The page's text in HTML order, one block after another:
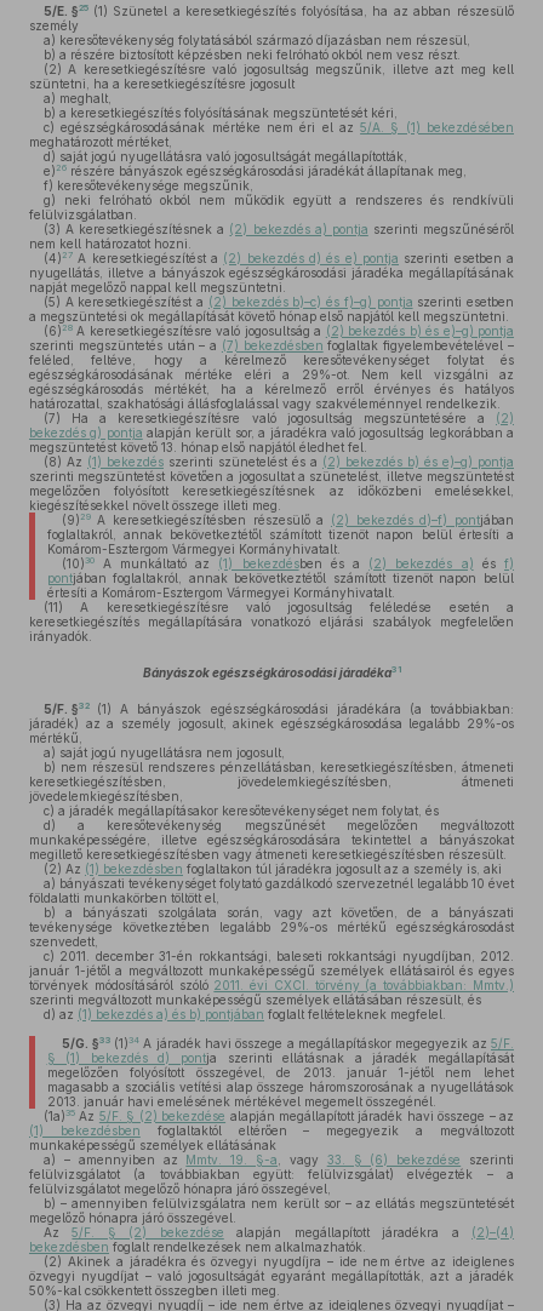
5/E. §25 (1) Szünetel a keresetkiegészítés folyósítása, ha az abban részesülő
személy
a) keresőtevékenység folytatásából származó díjazásban nem részesül,
b) a részére biztosított képzésben neki felróható okból nem vesz részt.
(2) A keresetkiegészítésre való jogosultság megszűnik, illetve azt meg kell
szüntetni, ha a keresetkiegészítésre jogosult
a) meghalt,
b) a keresetkiegészítés folyósításának megszüntetését kéri,
c) egészségkárosodásának mértéke nem éri el az5/A. § (1) bekezdésében
meghatározott mértéket,
d) saját jogú nyugellátásra való jogosultságát megállapították,
e) 26 részére bányászok egészségkárosodási járadékát állapítanak meg,
f) keresőtevékenysége megszűnik,
g) neki felróható okból nem működik együtt a rendszeres és rendkívüli
felülvizsgálatban.
(3) A keresetkiegészítésnek a (2) bekezdés a) pontja szerinti megszűnéséről
nem kell határozatot hozni.
(4) 27 A keresetkiegészítést a (2) bekezdés d) és e) pontja szerinti esetben a
nyugellátás, illetve a bányászok egészségkárosodási járadéka megállapításának
napját megelőző nappal kell megszüntetni.
(5) A keresetkiegészítést a (2) bekezdés b)–c) és f)–g) pontja szerinti esetben
a megszüntetési ok megállapítását követő hónap első napjától kell megszüntetni.
(6) 28 A keresetkiegészítésre való jogosultság a (2) bekezdés b) és e)–g) pontja
szerinti megszüntetés után – a (7) bekezdésben foglaltak figyelembevételével –
feléled, feltéve, hogy a kérelmező keresőtevékenységet folytat és
egészségkárosodásának mértéke eléri a 29%-ot. Nem kell vizsgálni az
egészségkárosodás mértékét, ha a kérelmező erről érvényes és hatályos
határozattal, szakhatósági állásfoglalással vagy szakvéleménnyel rendelkezik.
(7) Ha a keresetkiegészítésre való jogosultság megszüntetésére a (2)
bekezdés g) pontja alapján került sor, a járadékra való jogosultság legkorábban a
megszüntetést követő 13. hónap első napjától éledhet fel.
(8) Az (1) bekezdés szerinti szünetelést és a (2) bekezdés b) és e)–g) pontja
szerinti megszüntetést követően a jogosultat a szünetelést, illetve megszüntetést
megelőzően folyósított keresetkiegészítésnek az időközbeni emelésekkel,
kiegészítésekkel növelt összege illeti meg.
(9) 29A keresetkiegészítésben részesülő a (2) bekezdés d)–f) pontjában
foglaltakról, annak bekövetkeztétől számított tizenöt napon belül értesíti a
Komárom-Esztergom Vármegyei Kormányhivatalt.
(10) 30A munkáltató az (1) bekezdésben és a (2) bekezdés a) ésf)
pontjában foglaltakról, annak bekövetkeztétől számított tizenöt napon belül
értesíti a Komárom-Esztergom Vármegyei Kormányhivatalt.
(11) A keresetkiegészítésre való jogosultság feléledése esetén a
keresetkiegészítés megállapítására vonatkozó eljárási szabályok megfelelően
irányadók.
Bányászok egészségkárosodási járadéka31
5/F. §32 (1) A bányászok egészségkárosodási járadékára (a továbbiakban:
járadék) az a személy jogosult, akinek egészségkárosodása legalább 29%-os
mértékű,
a) saját jogú nyugellátásra nem jogosult,
b) nem részesül rendszeres pénzellátásban, keresetkiegészítésben, átmeneti
keresetkiegészítésben, jövedelemkiegészítésben, átmeneti
jövedelemkiegészítésben,
c) a járadék megállapításakor keresőtevékenységet nem folytat, és
d) a keresőtevékenység megszűnését megelőzően megváltozott
munkaképességére, illetve egészségkárosodására tekintettel a bányászokat
megillető keresetkiegészítésben vagy átmeneti keresetkiegészítésben részesült.
(2) Az (1) bekezdésben foglaltakon túl járadékra jogosult az a személy is, aki
a) bányászati tevékenységet folytató gazdálkodó szervezetnél legalább 10 évet
földalatti munkakörben töltött el,
b) a bányászati szolgálata során, vagy azt követően, de a bányászati
tevékenysége következtében legalább 29%-os mértékű egészségkárosodást
szenvedett,
c) 2011. december 31-én rokkantsági, baleseti rokkantsági nyugdíjban, 2012.
január 1-jétől a megváltozott munkaképességű személyek ellátásairól és egyes
törvények módosításáról szóló 2011. évi CXCI. törvény (a továbbiakban: Mmtv.)
szerinti megváltozott munkaképességű személyek ellátásában részesült, és
d) az (1) bekezdés a) és b) pontjában foglalt feltételeknek megfelel.
5/G. §33 (1) 34A járadék havi összege a megállapításkor megegyezik az5/F.
§ (1) bekezdés d) pontja szerinti ellátásnak a járadék megállapítását
megelőzően folyósított összegével, de 2013. január 1-jétől nem lehet
magasabb a szociális vetítési alap összege háromszorosának a nyugellátások
2013. január havi emelésének mértékével megemelt összegénél.
(1a) 35 Az 5/F. § (2) bekezdése alapján megállapított járadék havi összege – az
(1) bekezdésben foglaltaktól eltérően – megegyezik a megváltozott
munkaképességű személyek ellátásának
a) – amennyiben az Mmtv. 19. §-a , vagy 33. § (6) bekezdése szerinti
felülvizsgálatot (a továbbiakban együtt: felülvizsgálat) elvégezték – a
felülvizsgálatot megelőző hónapra járó összegével,
b) – amennyiben felülvizsgálatra nem került sor – az ellátás megszüntetését
megelőző hónapra járó összegével.
Az5/F. § (2) bekezdése alapján megállapított járadékra a (2)–(4)
bekezdésben foglalt rendelkezések nem alkalmazhatók.
(2) Akinek a járadékra és özvegyi nyugdíjra – ide nem értve az ideiglenes
özvegyi nyugdíjat – való jogosultságát egyaránt megállapították, azt a járadék
50%-kal csökkentett összegben illeti meg.
(3) Ha az özvegyi nyugdíj – ide nem értve az ideiglenes özvegyi nyugdíjat –